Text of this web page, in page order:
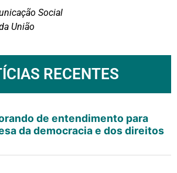
Social
União
RECENTES
de entendimento para
da democracia e dos direitos